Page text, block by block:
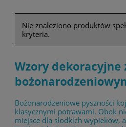
Nie znaleziono produktów
kryteria.
Wzory dekoracyjne
Bożonarodzeniowe pyszności
klasycznymi potrawami. Obok
miejsce dla słodkich wypieków,